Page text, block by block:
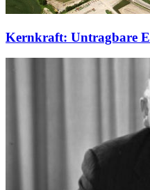
Kernkraft: Untragbare